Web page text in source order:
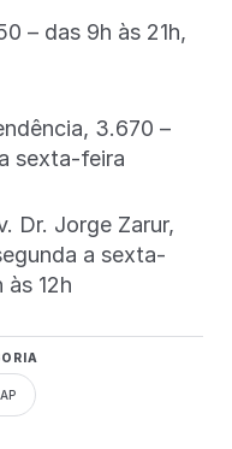
– das 9h às 21h,
3.670 –
sexta-feira
Dr. Jorge Zarur,
a sexta-
12h